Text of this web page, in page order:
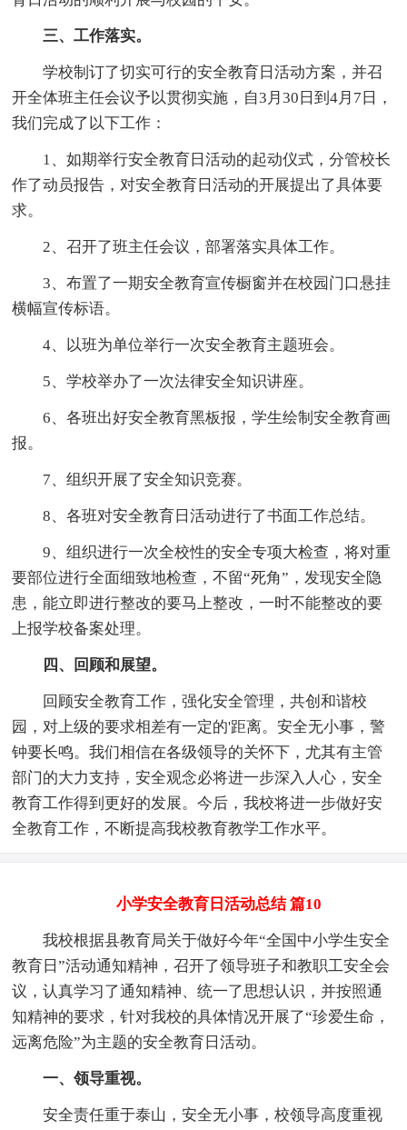
三、工作落实。
学校制订了切实可行的安全教育日活动方案，并召
开全体班主任会议予以贯彻实施，自3月30日到4月7日，
我们完成了以下工作：
1、如期举行安全教育日活动的起动仪式，分管校长
作了动员报告，对安全教育日活动的开展提出了具体要
求。
2、召开了班主任会议，部署落实具体工作。
3、布置了一期安全教育宣传橱窗并在校园门口悬挂
横幅宣传标语。
4、以班为单位举行一次安全教育主题班会。
5、学校举办了一次法律安全知识讲座。
6、各班出好安全教育黑板报，学生绘制安全教育画
报。
7、组织开展了安全知识竞赛。
8、各班对安全教育日活动进行了书面工作总结。
9、组织进行一次全校性的安全专项大检查，将对重
要部位进行全面细致地检查，不留“死角”，发现安全隐
患，能立即进行整改的要马上整改，一时不能整改的要
上报学校备案处理。
四、回顾和展望。
回顾安全教育工作，强化安全管理，共创和谐校
园，对上级的要求相差有一定的'距离。安全无小事，警
钟要长鸣。我们相信在各级领导的关怀下，尤其有主管
部门的大力支持，安全观念必将进一步深入人心，安全
教育工作得到更好的发展。今后，我校将进一步做好安
全教育工作，不断提高我校教育教学工作水平。
小学安全教育日活动总结 篇10
我校根据县教育局关于做好今年“全国中小学生安全
教育日”活动通知精神，召开了领导班子和教职工安全会
议，认真学习了通知精神、统一了思想认识，并按照通
知精神的要求，针对我校的具体情况开展了“珍爱生命，
远离危险”为主题的安全教育日活动。
一、领导重视。
安全责任重于泰山，安全无小事，校领导高度重视